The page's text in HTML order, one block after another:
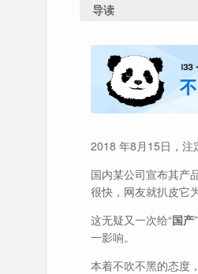
导读
2018 年8月15日，注
国内某公司宣布其产
很快，网友就扒皮它
这无疑又一次给“国产
一影响。
本着不吹不黑的态度